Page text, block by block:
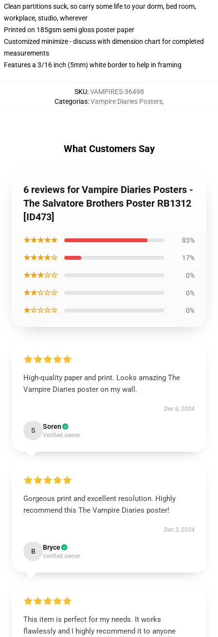
Clean partitions suck, so carry some life to your dorm, bed room,
workplace, studio, wherever
Printed on 185gsm semi gloss poster paper
Customized minimize - discuss with dimension chart for completed
measurements
Features a 3/16 inch (5mm) white border to help in framing
SKU:VAMPIRES-36498
Categorias:Vampire Diaries Posters,
What Customers Say
6 reviews for Vampire Diaries Posters -
The Salvatore Brothers Poster RB1312
[ID473]
★★★★★ 83%
★★★★☆ 17%
★★★☆☆ 0%
★★☆☆☆ 0%
★☆☆☆☆ 0%
High-quality paper and print. Looks amazing The
Vampire Diaries poster on my wall.
Dec 6, 2024
S Soren
Verified owner
Gorgeous print and excellent resolution. Highly
recommend this The Vampire Diaries poster!
Dec 3, 2024
B Bryce
Verified owner
This item is perfect for my needs. It works
flawlessly and I highly recommend it to anyone